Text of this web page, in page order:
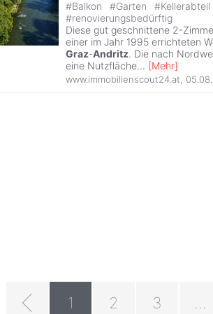
#Balkon #Garten #Kellerabteil
#renovierungsbedürftig
Diese gut geschnittene 2-
einer im Jahr 1995 errichteten
Graz-Andritz. Die nach
eine Nutzfläche... [Mehr]
www.immobilienscout24.at
1 2 3